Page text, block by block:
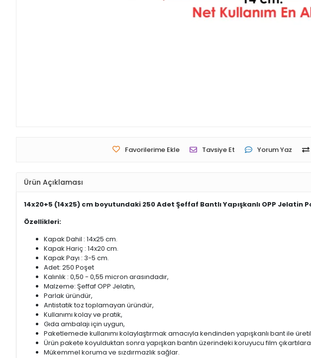
Favorilerime Ekle Tavsiye Et Yorum Yaz
Ürün Açıklaması
14x20+5 (14x25) cm boyutundaki 250 Adet Şeffaf Bantlı Yapışkanlı OPP
Özellikleri:
Kapak Dahil : 14x25 cm.
Kapak Hariç : 14x20 cm.
Kapak Payı : 3-5 cm.
Adet: 250 Poşet
Kalınlık : 0,50 - 0,55 micron arasındadır,
Malzeme: Şeffaf OPP Jelatin,
Parlak üründür,
Antistatik toz toplamayan üründür,
Kullanımı kolay ve pratik,
Gıda ambalajı için uygun,
Paketlemede kullanımı kolaylaştırmak amacıyla kendinden yapışkanlı bant ile
Ürün pakete koyulduktan sonra yapışkan bantın üzerindeki koruyucu film
Mükemmel koruma ve sızdırmazlık sağlar.